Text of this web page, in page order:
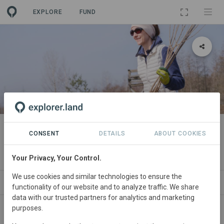
EXPLORE FUND
PROJECT
Erstaufforstung Nähe Leipzig,
ehemaliger Tagebau Peres
ABOUT NEWS SITES SDGS
Germany
CONSENT DETAILS ABOUT COOKIES
Your Privacy, Your Control.
We use cookies and similar technologies to ensure the
functionality of our website and to analyze traffic. We share
data with our trusted partners for analytics and marketing
purposes.